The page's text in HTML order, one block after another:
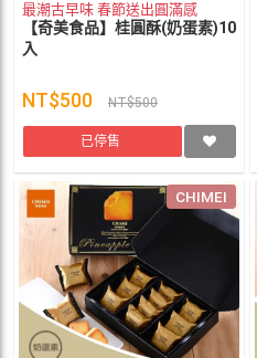
最潮古早味 春節送出圓滿感
【奇美食品】桂圓酥(奶蛋素)10
入
NT$500 NT$500
已停售
CHIMEI